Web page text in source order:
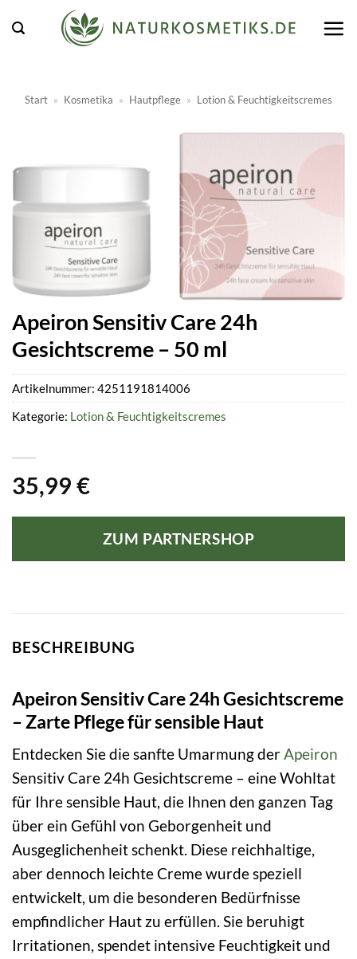
Inhalt
Start » Kosmetika » Hautpflege » Lotion & Feuchtigkeitscremes
Apeiron Sensitiv Care 24h
Gesichtscreme – 50 ml
35,99 €
ZUM PARTNERSHOP
Artikelnummer: 4251191814006
Kategorie: Lotion & Feuchtigkeitscremes
BESCHREIBUNG
Apeiron Sensitiv Care 24h Gesichtscreme
– Zarte Pflege für sensible Haut
Entdecken Sie die sanfte Umarmung derApeiron
Sensitiv Care 24h Gesichtscreme – eine Wohltat
für Ihre sensible Haut, die Ihnen den ganzen Tag
über ein Gefühl von Geborgenheit und
Ausgeglichenheit schenkt. Diese reichhaltige,
aber dennoch leichte Creme wurde speziell
entwickelt, um die besonderen Bedürfnisse
empfindlicher Haut zu erfüllen. Sie beruhigt
Irritationen, spendet intensive Feuchtigkeit und